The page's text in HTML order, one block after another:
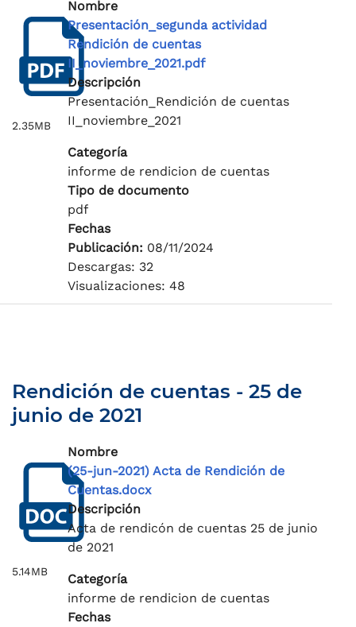
2.35MB
Nombre
Presentación_segunda actividad
Rendición de cuentas
II_noviembre_2021.pdf
Descripción
Presentación_Rendición de cuentas
II_noviembre_2021
Categoría
informe de rendicion de cuentas
Tipo de documento
pdf
Fechas
Publicación: 08/11/2024
Descargas: 32
Visualizaciones: 48
Rendición de cuentas - 25 de
junio de 2021
5.14MB
Nombre
(25-jun-2021) Acta de Rendición de
Cuentas.docx
Descripción
Acta de rendicón de cuentas 25 de junio
de 2021
Categoría
informe de rendicion de cuentas
Fechas